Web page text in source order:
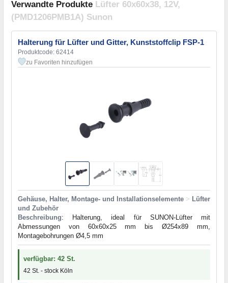
Verwandte Produkte Lüfter 60x60x38, 12V,
(PMD1206PMB1A) Sunon
Halterung für Lüfter und Gitter, Kunststoffclip FSP-1
Produktcode: 62414
zu Favoriten hinzufügen
Gehäuse, Halter, Montage- und Installationselemente > Lüfter
und Zubehör
Beschreibung: Halterung, ideal für SUNON-Lüfter mit
Abmessungen von 60x60x25 mm bis Ø254x89 mm,
Montagebohrungen Ø4,5 mm
verfügbar: 42 St.
42 St. - stock Köln